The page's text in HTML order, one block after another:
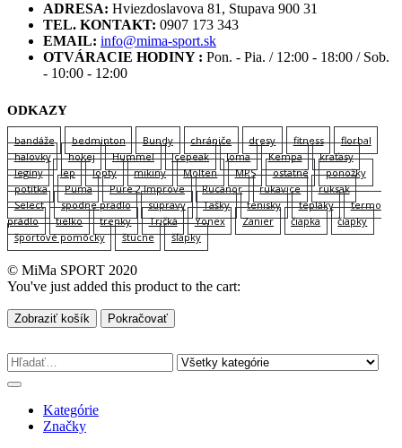
ADRESA: Hviezdoslavova 81, Stupava 900 31
TEL. KONTAKT: 0907 173 343
EMAIL: info@mima-sport.sk
OTVÁRACIE HODINY : Pon. - Pia. / 12:00 - 18:00 / Sob.
- 10:00 - 12:00
ODKAZY
bandáže bedminton Bundy chrániče dresy fitness
florbal
halovky
hokej Hummel Icepeak Joma Kempa
kraťasy
legíny
lep lopty mikiny Molten MPS ostatné
ponožky
potítka
Puma Pure 2 Improve Rucanor rukavice
ruksak
Select
spodne pradlo súpravy Tašky tenisky tepláky
termo
prádlo
tielko trenky Tričká Yonex Zanier čiapka
čiapky
športové pomôcky
štucne šľapky
© MiMa SPORT 2020
You've just added this product to the cart:
Zobraziť košík Pokračovať
Kategórie
Značky